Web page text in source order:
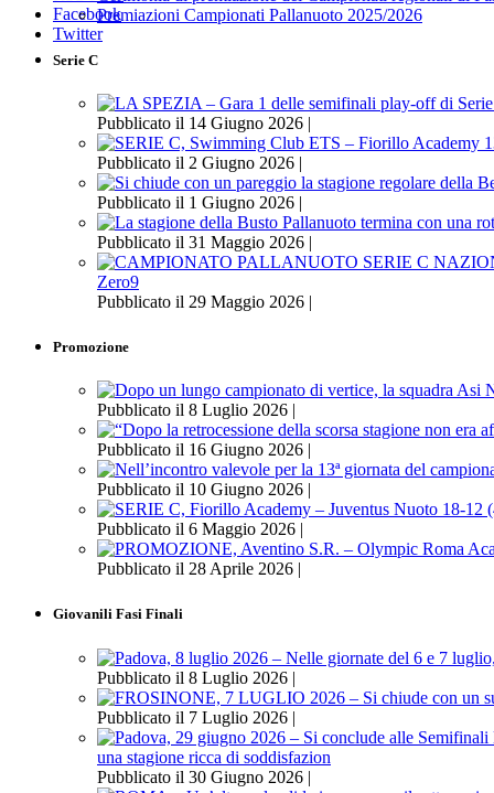
Facebook
Twitter
Premiazioni Campionati Pallanuoto 2025/2026
Serie C
Pubblicato il 14 Giugno 2026 |
Pubblicato il 2 Giugno 2026 |
Pubblicato il 1 Giugno 2026 |
Pubblicato il 31 Maggio 2026 |
Zero9
Pubblicato il 29 Maggio 2026 |
Promozione
Pubblicato il 8 Luglio 2026 |
Pubblicato il 16 Giugno 2026 |
Pubblicato il 10 Giugno 2026 |
Pubblicato il 6 Maggio 2026 |
Pubblicato il 28 Aprile 2026 |
Giovanili Fasi Finali
Pubblicato il 8 Luglio 2026 |
Pubblicato il 7 Luglio 2026 |
una stagione ricca di soddisfazion
Pubblicato il 30 Giugno 2026 |